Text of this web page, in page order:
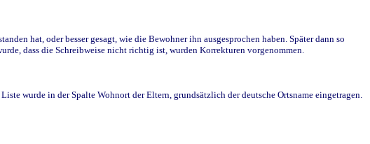
hat, oder besser gesagt, wie die Bewohner ihn ausgesprochen haben. Später dann so
dass die Schreibweise nicht richtig ist, wurden Korrekturen vorgenommen.
wurde in der Spalte Wohnort der Eltern, grundsätzlich der deutsche Ortsname eingetragen.